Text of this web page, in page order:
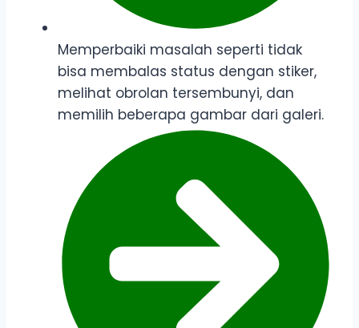
Memperbaiki masalah seperti tidak
bisa membalas status dengan stiker,
melihat obrolan tersembunyi, dan
memilih beberapa gambar dari galeri.